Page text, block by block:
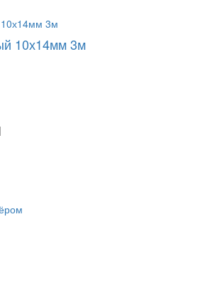
10х14мм 3м